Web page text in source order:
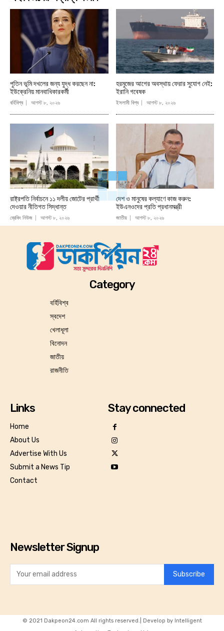
পুতিন ভূমি দখলের জন্য যুদ্ধ করছেন না:
ইউক্রেনিয় মানবাধিকারকর্মী
বর্হিবিশ্ব আগস্ট ৮, ২০২৬
হরমুজের আগের অবস্থায় ফেরার সুযোগ নেই:
ইরানি গবেষক
ইসলামী বিশ্ব আগস্ট ৮, ২০২৬
রাষ্ট্রপতি নির্বাচনে ১১ দলীয় জোটের প্রার্থী
দেওয়ার নীতিগত সিদ্ধান্ত
ব্রেকিং নিউজ আগস্ট ৮, ২০২৬
দেশ ও মানুষের কল্যাণে কাজ করুন:
ইউএনওদের প্রতি প্রধানমন্ত্রী
জাতীয় আগস্ট ৮, ২০২৬
Category
বর্হিবিশ্ব
স্বদেশ
খেলাধূলা
বিনোদন
জাতীয়
রাজনীতি
Links
Home
About Us
Advertise With Us
Submit a News Tip
Contact
Stay connected
Newsletter Signup
Subscribe
© 2021 Dakpeon24.com All rights reserved.| Develop by Intelligent